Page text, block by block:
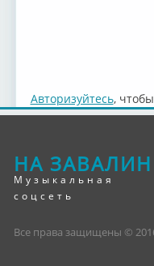
Авторизуйтесь,
НА
Музыкальная
соцсеть
Все права защищены ©